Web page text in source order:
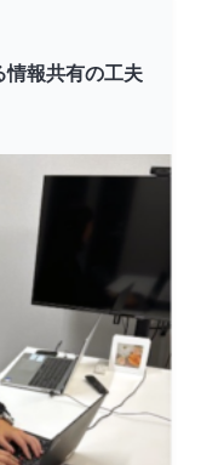
情報共有の工夫